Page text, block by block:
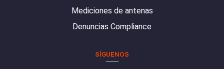
Mediciones de antenas
Denuncias Compliance
SÍGUENOS